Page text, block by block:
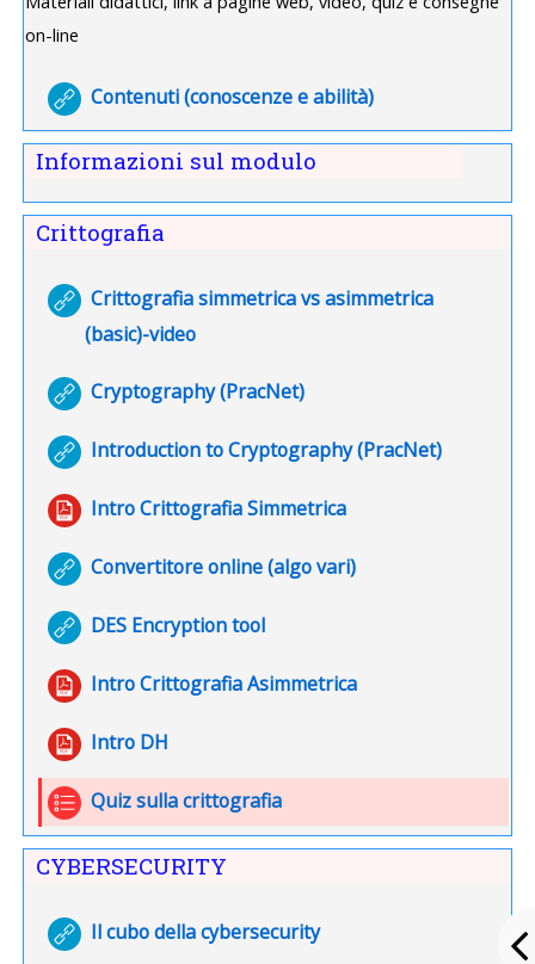
on-line
Contenuti (conoscenze e abilità)
URL
Informazioni sul modulo
Crittografia
Crittografia simmetrica vs asimmetrica
(basic)-video
URL
Cryptography (PracNet)
URL
Introduction to Cryptography (PracNet)
URL
Intro Crittografia Simmetrica
File
Convertitore online (algo vari)
URL
DES Encryption tool
URL
Intro Crittografia Asimmetrica
File
Intro DH
File
Quiz sulla crittografia
CYBERSECURITY
Il cubo della cybersecurity
URL